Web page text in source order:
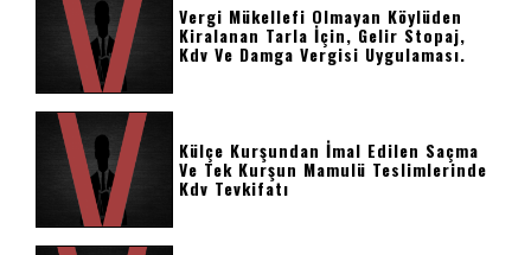
Vergi Mükellefi Olmayan Köylüden
Kiralanan Tarla İçin, Gelir Stopaj,
Kdv Ve Damga Vergisi Uygulaması.
Külçe Kurşundan İmal Edilen Saçma
Ve Tek Kurşun Mamulü Teslimlerinde
Kdv Tevkifatı